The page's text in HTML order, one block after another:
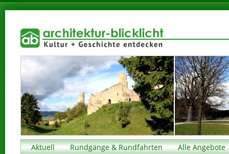
Aktuell Rundgänge & Rundfahrten
Alle Angebote